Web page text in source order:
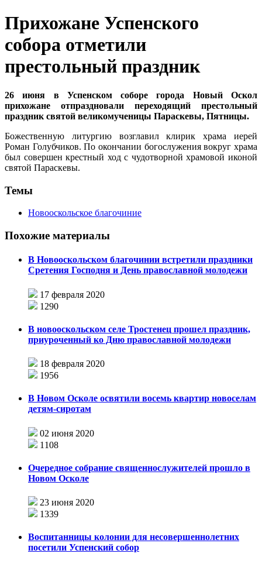
Прихожане Успенского
собора отметили
престольный праздник
26 июня в Успенском соборе города Новый Оскол
прихожане отпраздновали переходящий престольный
праздник святой великомученицы Параскевы, Пятницы.
Божественную литургию возглавил клирик храма иерей
Роман Голубчиков. По окончании богослужения вокруг храма
был совершен крестный ход с чудотворной храмовой иконой
святой Параскевы.
Темы
Новооскольское благочиние
Похожие материалы
В Новооскольском благочинии встретили праздники
Сретения Господня и День православной молодежи
17 февраля 2020
1290
В новооскольском селе Тростенец прошел праздник,
приуроченный ко Дню православной молодежи
18 февраля 2020
1956
В Новом Осколе освятили восемь квартир новоселам
детям-сиротам
02 июня 2020
1108
Очередное собрание священнослужителей прошло в
Новом Осколе
23 июня 2020
1339
Воспитанницы колонии для несовершеннолетних
посетили Успенский собор